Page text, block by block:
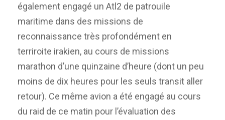
également engagé un Atl2 de patrouile
maritime dans des missions de
reconnaissance très profondément en
terriroite irakien, au cours de missions
marathon d’une quinzaine d’heure (dont un peu
moins de dix heures pour les seuls transit aller
retour). Ce même avion a été engagé au cours
du raid de ce matin pour l’évaluation des